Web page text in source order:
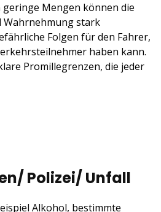
Mengen können die
Wahrnehmung stark
Folgen für den Fahrer,
haben kann.
Promillegrenzen, die jeder
Polizei/ Unfall
Alkohol, bestimmte